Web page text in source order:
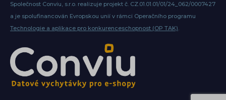
Společnost Conviu, s.r.o. realizuje projekt č. CZ.01.01.01/01/24_062/0007427
a je spolufinancován Evropskou unií v rámci Operačního programu
Technologie a aplikace pro konkurenceschopnost (OP TAK).